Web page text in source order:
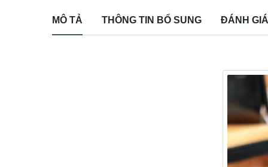
MÔ TẢ THÔNG TIN BỔ SUNG ĐÁNH